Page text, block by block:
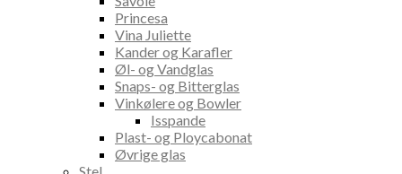
Princesa
Vina Juliette
Kander og Karafler
Øl- og Vandglas
Snaps- og Bitterglas
Vinkølere og Bowler
Isspande
Plast- og Ploycabonat
Øvrige glas